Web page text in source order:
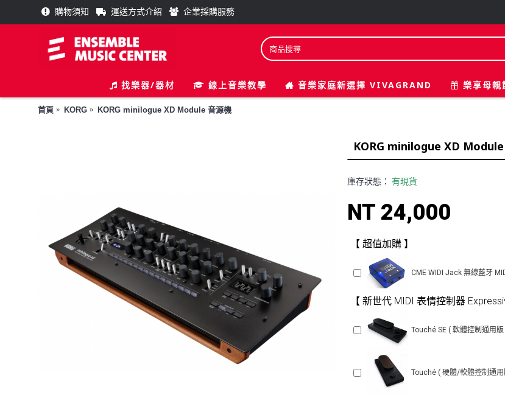
購物須知 運送方式介紹 企業採購服務
找樂器/器材 線上音樂教學 音樂家庭新選擇 VIVAGRAND 樂享母親
首頁 KORG KORG minilogue XD Module 音源機
KORG minilogue XD
庫存狀態： 有現貨
NT 24,000
【 超值加購 】
CME WIDI Jack 無線藍牙
【 新世代 MIDI 表情控制器
Touché SE ( 軟體控制通用
Touché ( 硬體/軟體控制通